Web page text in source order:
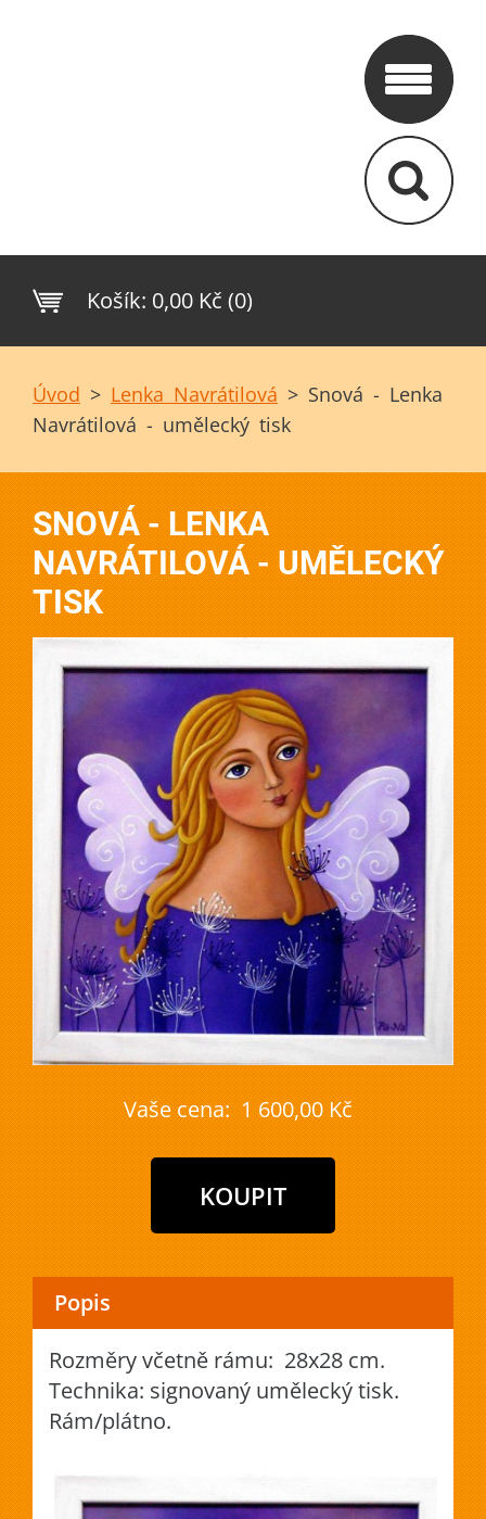
Košík: 0,00 Kč (0)
Úvod > Lenka Navrátilová > Snová - Lenka
Navrátilová - umělecký tisk
SNOVÁ - LENKA
NAVRÁTILOVÁ - UMĚLECKÝ
TISK
Vaše cena: 1 600,00 Kč
Popis
Rozměry včetně rámu: 28x28 cm.
Technika: signovaný umělecký tisk.
Rám/plátno.